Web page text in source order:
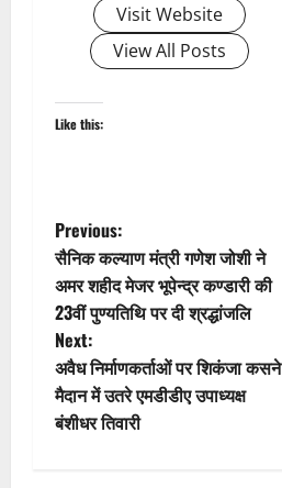
Visit Website
View All Posts
Like this:
P
o
s
t
n
Previous:
सैनिक कल्याण मंत्री गणेश जोशी ने
अमर शहीद मेजर भूपेन्द्र कण्डारी की
23वीं पुण्यतिथि पर दी श्रद्धांजलि
Next:
अवैध निर्माणकर्ताओं पर शिकंजा कसने
मैदान में उतरे एमडीडीए उपाध्यक्ष
बंशीधर तिवारी